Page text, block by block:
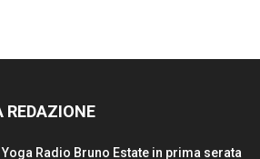
REDAZIONE
Yoga Radio Bruno Estate in prima serata